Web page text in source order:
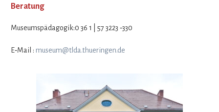
Beratung
Museumspädagogik:0 36 1 | 57 3223 ‑330
E‑Mail :museum@tlda.thueringen.de